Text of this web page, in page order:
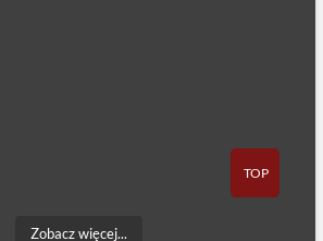
Zobacz więcej...
TOP